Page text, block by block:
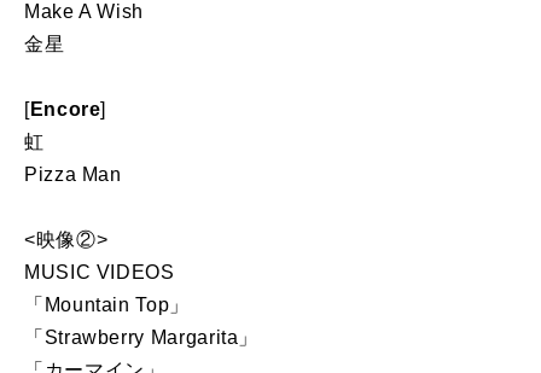
Make A Wish
金星
[Encore]
虹
Pizza Man
<映像②>
MUSIC VIDEOS
「Mountain Top」
「Strawberry Margarita」